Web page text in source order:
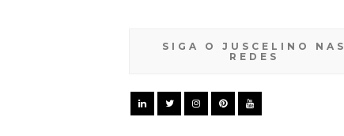
SIGA O JUSCELINO NAS
REDES